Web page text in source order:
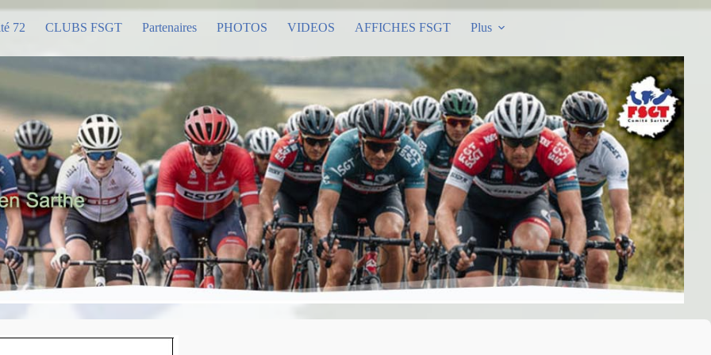
72 CLUBS FSGT Partenaires PHOTOS VIDEOS AFFICHES FSGT Plus